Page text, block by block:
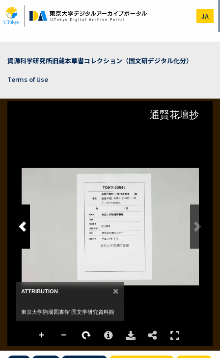
to
main
JA
資源科学研究所旧蔵本草書コレクション（国文研デジタル化分）
Terms of Use